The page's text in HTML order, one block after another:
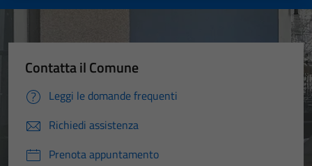
Contatta il Comune
Leggi le domande frequenti
Richiedi assistenza
Prenota appuntamento